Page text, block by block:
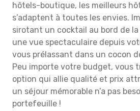
hôtels-boutique, les meilleurs
s’adaptent à toutes les envies.
sirotant un cocktail au bord de
une vue spectaculaire depuis
vous prélassant dans un cocon
Peu importe votre budget, vous
option qui allie qualité et prix
un séjour mémorable n’a pas
portefeuille !